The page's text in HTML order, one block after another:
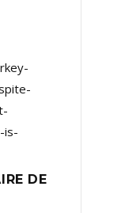
is-
DE